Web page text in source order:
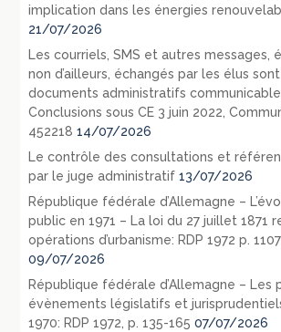
implication dans les énergies
21/07/2026
Les courriels, SMS et autres messages,
non d’ailleurs, échangés par les élus
documents administratifs
Conclusions sous CE 3 juin 2022,
452218 14/07/2026
Le contrôle des consultations et
par le juge administratif 13/07/2026
République fédérale d’Allemagne –
public en 1971 – La loi du 27 juillet 1871
opérations d’urbanisme: RDP 1972 p.
09/07/2026
République fédérale d’Allemagne – Les
évènements législatifs et
1970: RDP 1972, p. 135-165 07/07/2026